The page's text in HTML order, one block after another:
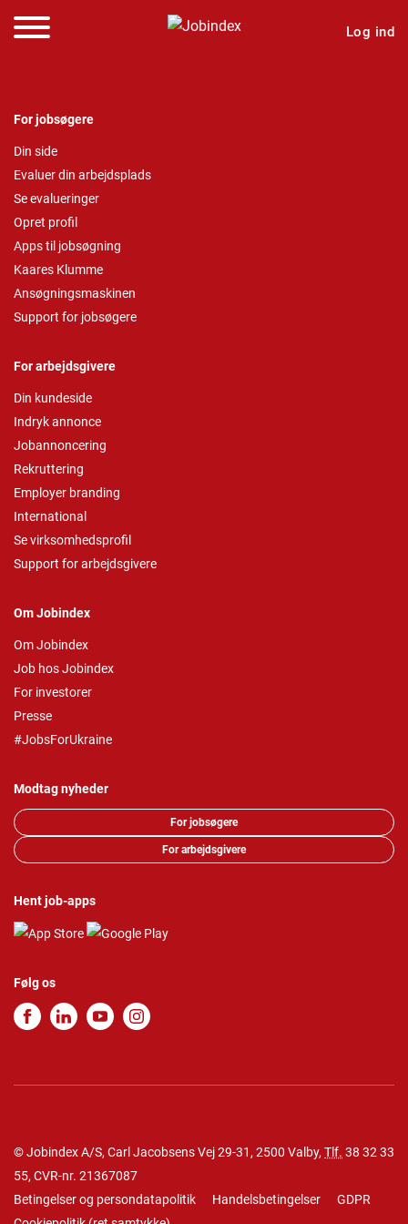
Log ind
For jobsøgere
Din side
Evaluer din arbejdsplads
Se evalueringer
Opret profil
Apps til jobsøgning
Kaares Klumme
Ansøgningsmaskinen
Support for jobsøgere
For arbejdsgivere
Din kundeside
Indryk annonce
Jobannoncering
Rekruttering
Employer branding
International
Se virksomhedsprofil
Support for arbejdsgivere
Om Jobindex
Om Jobindex
Job hos Jobindex
For investorer
Presse
#JobsForUkraine
Modtag nyheder
For jobsøgere
For arbejdsgivere
Hent job-apps
Følg os
© Jobindex A/S, Carl Jacobsens Vej 29-31, 2500 Valby, Tlf. 38 32 33
55, CVR-nr. 21367087
Betingelser og persondatapolitik
Handelsbetingelser
GDPR